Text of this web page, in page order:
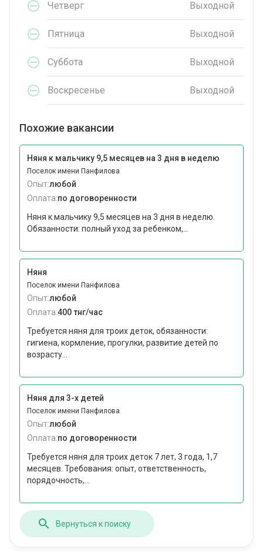
Четверг Выходной
Пятница Выходной
Суббота Выходной
Воскресенье Выходной
Похожие вакансии
Няня к мальчику 9,5 месяцев на 3 дня в неделю
Поселок имени Панфилова
Опыт:любой
Оплата:по договоренности
Няня к мальчику 9,5 месяцев на 3 дня в неделю.
Обязанности: полный уход за ребенком,...
Няня
Поселок имени Панфилова
Опыт:любой
Оплата:400 тнг/час
Требуется няня для троих деток, обязанности:
гигиена, кормление, прогулки, развитие детей по
возрасту...
Няня для 3-х детей
Поселок имени Панфилова
Опыт:любой
Оплата:по договоренности
Требуется няня для троих деток 7 лет, 3 года, 1,7
месяцев. Требования: опыт, ответственность,
порядочность,...
Вернуться к поиску